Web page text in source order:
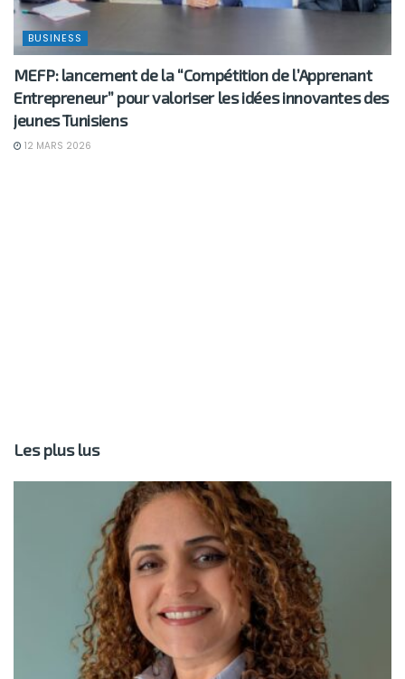
BUSINESS
MEFP: lancement de la “Compétition de l’Apprenant
Entrepreneur” pour valoriser les idées innovantes des
jeunes Tunisiens
12 MARS 2026
Les plus lus